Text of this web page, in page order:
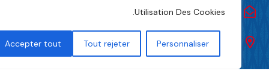
Utilisation Des Cookies.
Personnaliser
Tout rejeter
Accepter tout
Fipa.tunisia@fipa.tn
شارع صلاح الدين العمامي، تونس 1004